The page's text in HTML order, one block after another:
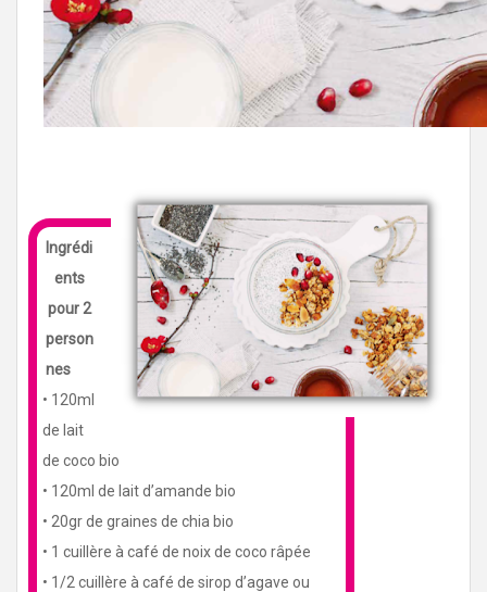
Ingrédi
ents
pour 2
person
nesㅤ
• 120ml
de lait
de coco bio
• 120ml de lait d’amande bio
• 20gr de graines de chia bio
• 1 cuillère à café de noix de coco râpée
• 1/2 cuillère à café de sirop d’agave ou